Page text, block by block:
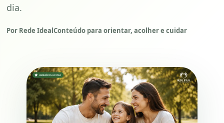
dia.
Por Rede IdealConteúdo para orientar, acolher e cuidar